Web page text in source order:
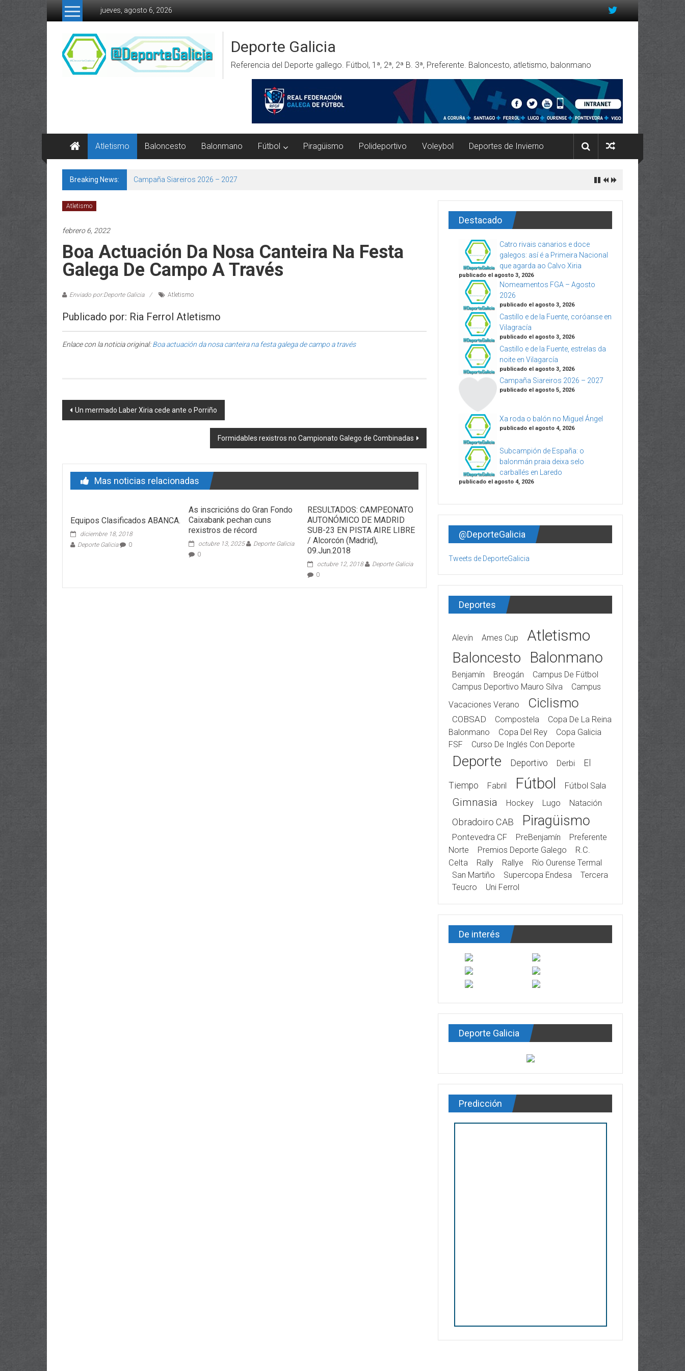
Skip to content
jueves, agosto 6, 2026
Deporte Galicia
Referencia del Deporte gallego. Fútbol, 1ª, 2ª, 2ª B. 3ª, Preferente. Baloncesto, atletismo, balonmano
Atletismo Baloncesto Balonmano Fútbol Piragüismo Polideportivo Voleybol Deportes de Invierno
Breaking News: Campaña Siareiros 2026 – 2027
Atletismo
febrero 6, 2022
Boa Actuación Da Nosa Canteira Na Festa
Galega De Campo A Través
Enviado por:Deporte Galicia Atletismo
Publicado por: Ria Ferrol Atletismo
Enlace con la noticia original:Boa actuación da nosa canteira na festa galega de campo a través
Post navigation
Un mermado Laber Xiria cede ante o Porriño
Formidables rexistros no Campionato Galego de Combinadas
Mas noticias relacionadas
Equipos Clasificados ABANCA.
diciembre 18, 2018
Deporte Galicia
0
As inscricións do Gran Fondo
Caixabank pechan cuns
rexistros de récord
octubre 13, 2025
Deporte Galicia
0
RESULTADOS: CAMPEONATO
AUTONÓMICO DE MADRID
SUB-23 EN PISTA AIRE LIBRE
/ Alcorcón (Madrid),
09.Jun.2018
octubre 12, 2018
Deporte Galicia
0
Destacado
Catro rivais canarios e doce
galegos: así é a Primeira Nacional
que agarda ao Calvo Xiria
publicado el agosto 3, 2026
Nomeamentos FGA – Agosto
2026
publicado el agosto 3, 2026
Castillo e de la Fuente, coróanse en
Vilagracía
publicado el agosto 3, 2026
Castillo e de la Fuente, estrelas da
noite en Vilagarcía
publicado el agosto 3, 2026
Campaña Siareiros 2026 – 2027
publicado el agosto 5, 2026
Xa roda o balón no Miguel Ángel
publicado el agosto 4, 2026
Subcampión de España: o
balonmán praia deixa selo
carballés en Laredo
publicado el agosto 4, 2026
@DeporteGalicia
Tweets de DeporteGalicia
Deportes
Alevín Ames Cup Atletismo
Baloncesto Balonmano
Benjamín Breogán
Campus De Fútbol
Campus Deportivo Mauro Silva
Campus
Vacaciones Verano
Ciclismo
COBSAD Compostela
Copa De La Reina
Balonmano
Copa Del Rey
Copa Galicia
FSF
Curso De Inglés Con Deporte
Deporte Deportivo Derbi El
Tiempo Fabril Fútbol Fútbol Sala
Gimnasia Hockey Lugo Natación
Obradoiro CAB Piragüismo
Pontevedra CF PreBenjamín
Preferente
Norte
Premios Deporte Galego
R.C.
Celta
Rally Rallye
Río Ourense Termal
San Martiño
Supercopa Endesa
Tercera
Teucro
Uni Ferrol
De interés
Deporte Galicia
Predicción